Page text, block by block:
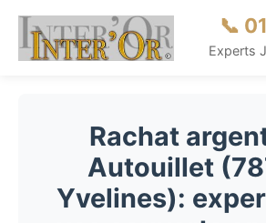
📞
Experts
Rachat
Autouillet
Yvelines):